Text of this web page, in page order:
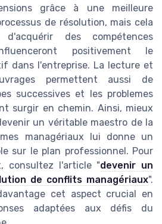
grâce à une meilleure
de résolution, mais cela
d'acquérir des compétences
positivement le
dans l'entreprise. La lecture et
permettent aussi de
successives et les problemes
surgir en chemin. Ainsi, mieux
un véritable maestro de la
managériaux lui donne un
sur le plan professionnel. Pour
consultez l'article "devenir un
de conflits managériaux".
cet aspect crucial en
adaptées aux défis du